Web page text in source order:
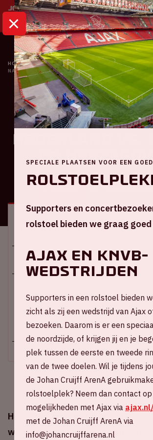
HOME
KALENDER
NATIONS LEAGUE | NEDERLAND VS. BOSNIË EN
Oranje
Nations
Nederland VS.
en
Het Nederlands elftal speelt in
wedstrijden op eigen bodem in de
Locatie en tijd
Zo 15 november 2020
Aftrap wedstrijd: 18.00 uur
+ Voeg toe aan agenda
SPECIALE PLAATSEN VOOR EEN
Supporters en
rolstoel bieden we graag
AJAX EN KNVB-
WEDSTRIJDEN
Supporters in een rolstoel bieden
zicht als zij een wedstrijd van Ajax
bezoeken. Daarom is er een
de noordzijde, of krijgen jij en je
plek tussen de eerste en tweede
van de twee doelen. Wil je tijdens
de Johan Cruijff ArenA
rolstoelplek? Neem dan contact op
mogelijkheden met Ajax via
met de Johan Cruijff ArenA via
info@johancruijffarena.nl